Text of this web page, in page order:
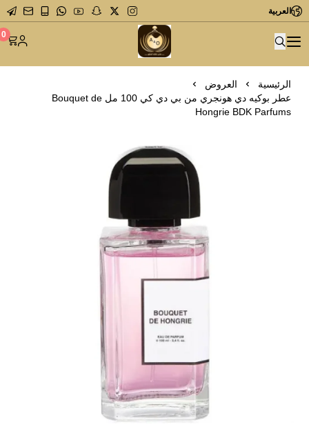
العربية
متجر عاشق العطور 0
الرئيسية
العروض
عطر بوكيه دي هونجري من بي دي كي 100 مل Bouquet de
Hongrie BDK Parfums